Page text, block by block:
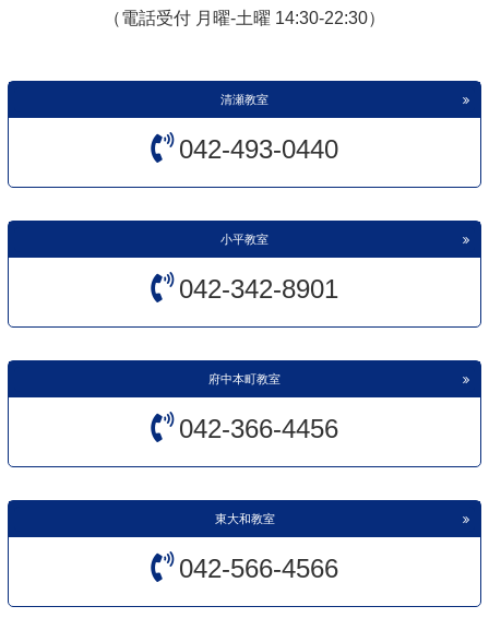
体験授業のお申し込み
◆ 定期テスト対策コース
（電話受付 月曜-土曜 14:30-22:30）
清瀬教室
042-493-0440
小平教室
042-342-8901
府中本町教室
042-366-4456
東大和教室
042-566-4566